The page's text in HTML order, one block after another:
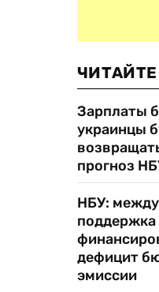
Зарплаты
украинцы
прогноз
НБУ:
поддержка
дефицит
эмиссии